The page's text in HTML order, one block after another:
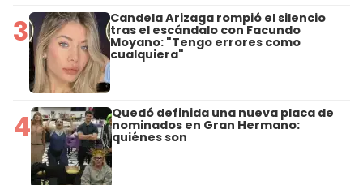
3 Candela Arizaga rompió el silencio
tras el escándalo con Facundo
Moyano: "Tengo errores como
cualquiera"
4 Quedó definida una nueva placa de
nominados en Gran Hermano:
quiénes son